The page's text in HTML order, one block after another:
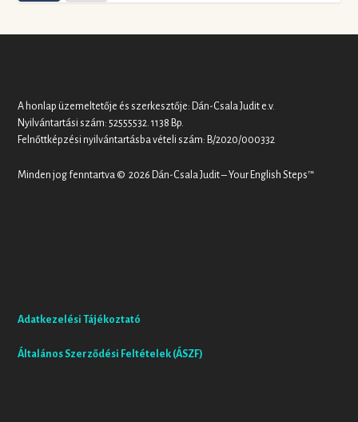
A honlap üzemeltetője és szerkesztője: Dán-Csala Judit e.v.
Nyilvántartási szám: 52555532. 1138 Bp.
Felnőttképzési nyilvántartásba vételi szám: B/2020/000332
Minden jog fenntartva © 2026 Dán-Csala Judit – Your English Steps™
Adatkezelési Tájékoztató
Általános Szerződési Feltételek (ÁSZF)